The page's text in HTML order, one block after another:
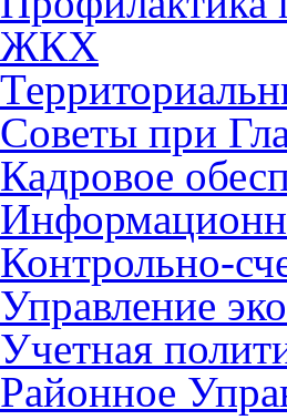
ЖКХ
Советы при
Кадровое
Контрольно-
Управление
Учетная
Районное